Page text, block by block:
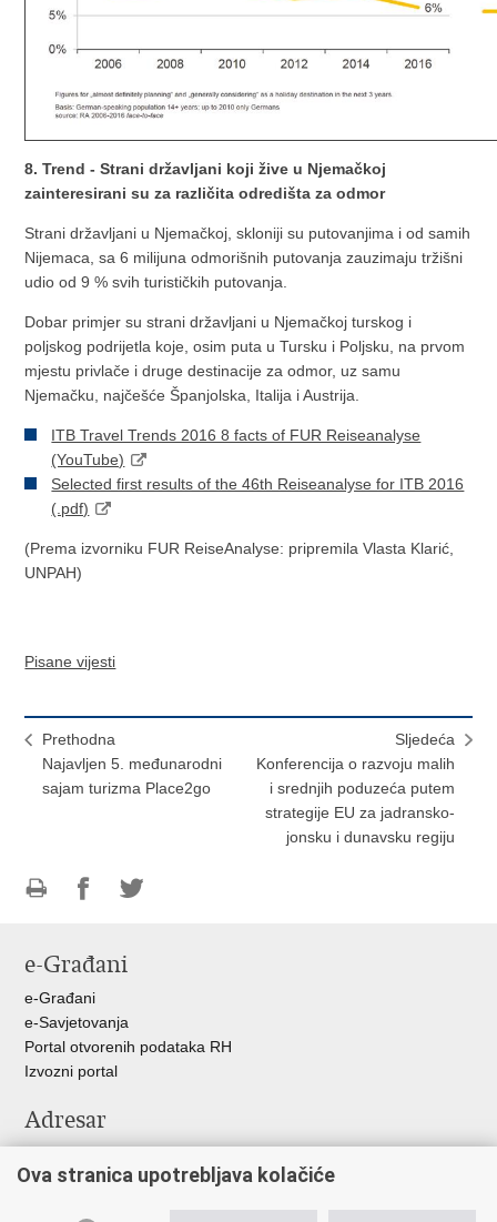
8. Trend - Strani državljani koji žive u Njemačkoj
zainteresirani su za različita odredišta za odmor
Strani državljani u Njemačkoj, skloniji su putovanjima i od samih
Nijemaca, sa 6 milijuna odmorišnih putovanja zauzimaju tržišni
udio od 9 % svih turističkih putovanja.
Dobar primjer su strani državljani u Njemačkoj turskog i
poljskog podrijetla koje, osim puta u Tursku i Poljsku, na prvom
mjestu privlače i druge destinacije za odmor, uz samu
Njemačku, najčešće Španjolska, Italija i Austrija.
ITB Travel Trends 2016 8 facts of FUR Reiseanalyse
(YouTube)
Selected first results of the 46th Reiseanalyse for ITB 2016
(.pdf)
(Prema izvorniku FUR ReiseAnalyse: pripremila Vlasta Klarić,
UNPAH)
Pisane vijesti
Prethodna
Najavljen 5. međunarodni
sajam turizma Place2go
Sljedeća
Konferencija o razvoju malih
i srednjih poduzeća putem
strategije EU za jadransko-
jonsku i dunavsku regiju
FacebookuTwitteru
e-Građani
e-Građani
e-Savjetovanja
Portal otvorenih podataka RH
Izvozni portal
Adresar
Adresar tijela javne vlasti
Ova stranica upotrebljava kolačiće